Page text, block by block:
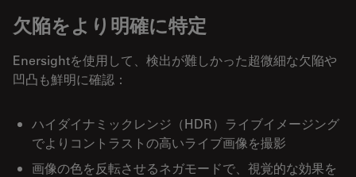
欠陥をより明確に特定
Enersightを使用して、検出が難しかった超微細な欠陥や
凹凸も鮮明に確認：
ハイダイナミックレンジ（HDR）ライブイメージング
でよりコントラストの高いライブ画像を撮影
画像の色を反転させるネガモードで、視覚的な効果を